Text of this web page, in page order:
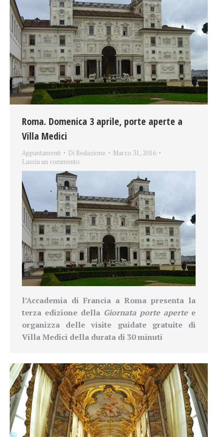
Roma. Domenica 3 aprile, porte aperte a
Villa Medici
Appuntamenti Di Redazione
Marzo 31, 2016
Lascia un commento
l’Accademia di Francia a Roma presenta la
terza edizione della Giornata porte apertee
organizza delle visite guidate gratuite di
Villa Medici della durata di 30 minuti